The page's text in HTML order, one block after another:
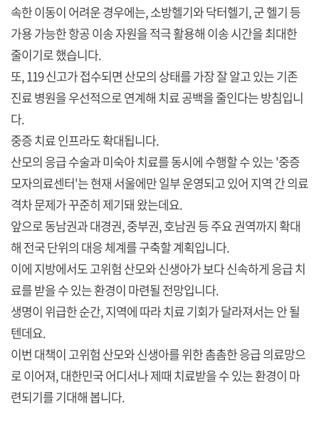
속한 이동이 어려운 경우에는, 소방헬기와 닥터헬기, 군 헬기 등
가용 가능한 항공 이송 자원을 적극 활용해 이송 시간을 최대한
줄이기로 했습니다.
또, 119 신고가 접수되면 산모의 상태를 가장 잘 알고 있는 기존
진료 병원을 우선적으로 연계해 치료 공백을 줄인다는 방침입니
다.
중증 치료 인프라도 확대됩니다.
산모의 응급 수술과 미숙아 치료를 동시에 수행할 수 있는 '중증
모자의료센터'는 현재 서울에만 일부 운영되고 있어 지역 간 의료
격차 문제가 꾸준히 제기돼 왔는데요.
앞으로 동남권과 대경권, 중부권, 호남권 등 주요 권역까지 확대
해 전국 단위의 대응 체계를 구축할 계획입니다.
이에 지방에서도 고위험 산모와 신생아가 보다 신속하게 응급 치
료를 받을 수 있는 환경이 마련될 전망입니다.
생명이 위급한 순간, 지역에 따라 치료 기회가 달라져서는 안 될
텐데요.
이번 대책이 고위험 산모와 신생아를 위한 촘촘한 응급 의료망으
로 이어져, 대한민국 어디서나 제때 치료받을 수 있는 환경이 마
련되기를 기대해 봅니다.